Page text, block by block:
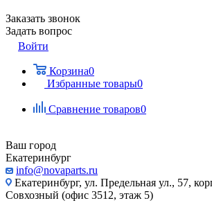
Заказать звонок
Задать вопрос
Войти
Корзина0
Избранные товары0
Сравнение товаров0
Ваш город
Екатеринбург
info@novaparts.ru
Екатеринбург, ул. Предельная ул., 57,
Совхозный (офис 3512, этаж 5)